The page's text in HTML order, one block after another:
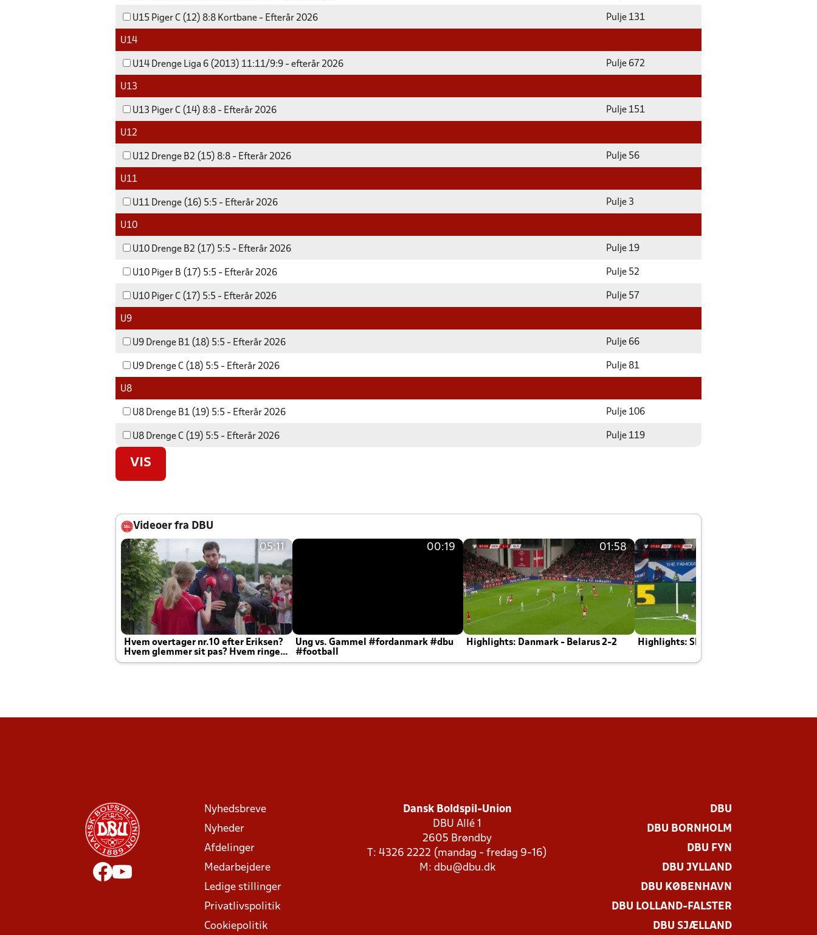
U15 Piger C (12) 8:8 Kortbane - Efterår 2026 Pulje 131
U14
U14 Drenge Liga 6 (2013) 11:11/9:9 - efterår 2026 Pulje 672
U13
U13 Piger C (14) 8:8 - Efterår 2026 Pulje 151
U12
U12 Drenge B2 (15) 8:8 - Efterår 2026 Pulje 56
U11
U11 Drenge (16) 5:5 - Efterår 2026 Pulje 3
U10
U10 Drenge B2 (17) 5:5 - Efterår 2026 Pulje 19
U10 Piger B (17) 5:5 - Efterår 2026 Pulje 52
U10 Piger C (17) 5:5 - Efterår 2026 Pulje 57
U9
U9 Drenge B1 (18) 5:5 - Efterår 2026 Pulje 66
U9 Drenge C (18) 5:5 - Efterår 2026 Pulje 81
U8
U8 Drenge B1 (19) 5:5 - Efterår 2026 Pulje 106
U8 Drenge C (19) 5:5 - Efterår 2026 Pulje 119
VIS
Videoer fra DBU
05:11
Hvem overtager nr.10 efter Eriksen?
Hvem glemmer sit pas? Hvem ringer
Joachim altid til efter kampe?
00:19
Ung vs. Gammel #fordanmark #dbu
#football
01:58
Highlights: Danmark - Belarus 2-2 Highlights: Skotland - Danmark 4-2
Nyhedsbreve
Nyheder
Afdelinger
Medarbejdere
Ledige stillinger
Privatlivspolitik
Cookiepolitik
Dansk Boldspil-Union
DBU Allé 1
2605 Brøndby
T: 4326 2222 (mandag - fredag 9-16)
M: dbu@dbu.dk
DBU
DBU BORNHOLM
DBU FYN
DBU JYLLAND
DBU KØBENHAVN
DBU LOLLAND-FALSTER
DBU SJÆLLAND